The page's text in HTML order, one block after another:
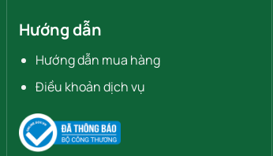
Hướng dẫn
Hướng dẫn mua hàng
Điều khoản dịch vụ